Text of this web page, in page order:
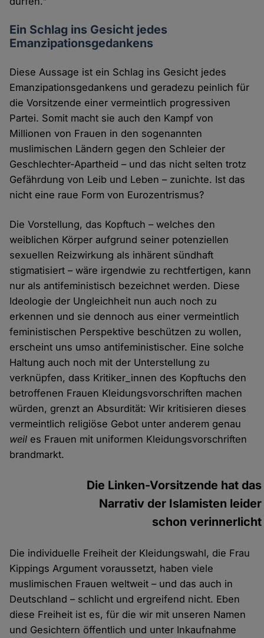
Ein Schlag ins Gesicht jedes
Emanzipationsgedankens
Diese Aussage ist ein Schlag ins Gesicht jedes
Emanzipationsgedankens und geradezu peinlich für
die Vorsitzende einer vermeintlich progressiven
Partei. Somit macht sie auch den Kampf von
Millionen von Frauen in den sogenannten
muslimischen Ländern gegen den Schleier der
Geschlechter-Apartheid – und das nicht selten trotz
Gefährdung von Leib und Leben – zunichte. Ist das
nicht eine raue Form von Eurozentrismus?
Die Vorstellung, das Kopftuch – welches den
weiblichen Körper aufgrund seiner potenziellen
sexuellen Reizwirkung als inhärent sündhaft
stigmatisiert – wäre irgendwie zu rechtfertigen, kann
nur als antifeministisch bezeichnet werden. Diese
Ideologie der Ungleichheit nun auch noch zu
erkennen und sie dennoch aus einer vermeintlich
feministischen Perspektive beschützen zu wollen,
erscheint uns umso antifeministischer. Eine solche
Haltung auch noch mit der Unterstellung zu
verknüpfen, dass Kritiker_innen des Kopftuchs den
betroffenen Frauen Kleidungsvorschriften machen
würden, grenzt an Absurdität: Wir kritisieren dieses
vermeintlich religiöse Gebot unter anderem genau
weil es Frauen mit uniformen Kleidungsvorschriften
brandmarkt.
Die Linken-Vorsitzende hat das
Narrativ der Islamisten leider
schon verinnerlicht
Die individuelle Freiheit der Kleidungswahl, die Frau
Kippings Argument voraussetzt, haben viele
muslimischen Frauen weltweit – und das auch in
Deutschland – schlicht und ergreifend nicht. Eben
diese Freiheit ist es, für die wir mit unseren Namen
und Gesichtern öffentlich und unter Inkaufnahme